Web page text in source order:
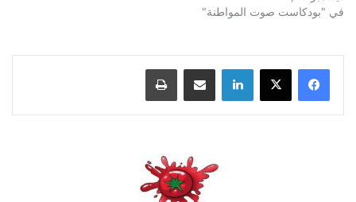
في "بودكاست صوت المواطنة"
لينكدإن مشاركة عبر البريد طباعة